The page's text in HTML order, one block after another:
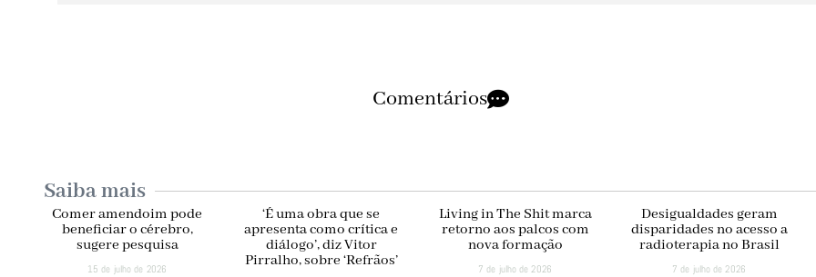
Comentários
Saiba mais
Comer amendoim pode
beneficiar o cérebro,
sugere pesquisa
15 de julho de 2026
‘É uma obra que se
apresenta como crítica e
diálogo’, diz Vitor
Pirralho, sobre ‘Refrãos’
Living in The Shit marca
retorno aos palcos com
nova formação
7 de julho de 2026
Desigualdades geram
disparidades no acesso a
radioterapia no Brasil
7 de julho de 2026